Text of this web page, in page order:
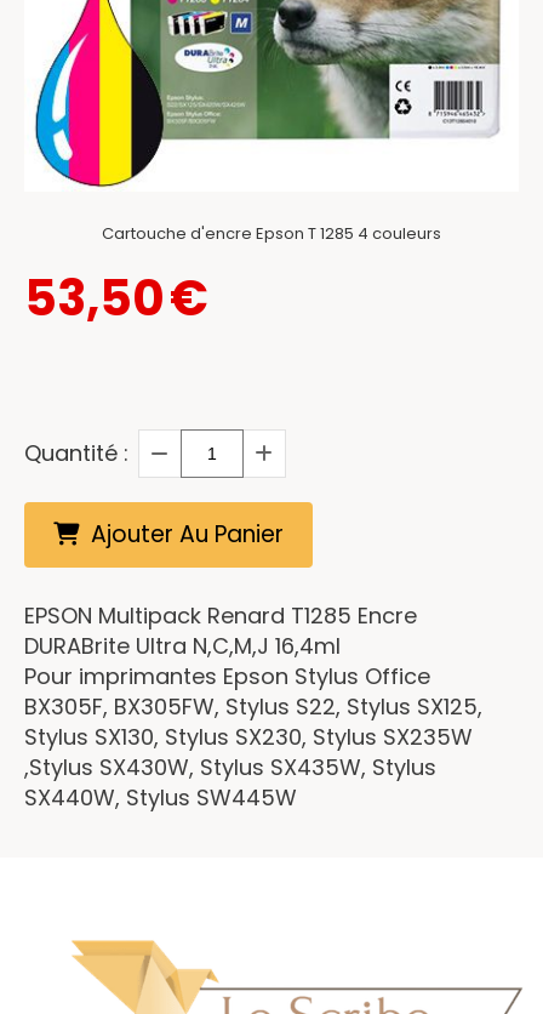
Cartouche d'encre Epson T 1285 4 couleurs
53,50€
Quantité :
Ajouter Au Panier
EPSON Multipack Renard T1285 Encre
DURABrite Ultra N,C,M,J 16,4ml
Pour imprimantes Epson Stylus Office
BX305F, BX305FW, Stylus S22, Stylus SX125,
Stylus SX130, Stylus SX230, Stylus SX235W
,Stylus SX430W, Stylus SX435W, Stylus
SX440W, Stylus SW445W